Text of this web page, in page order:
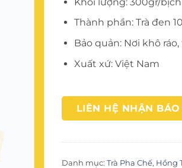
Thành phần: Trà đen
Bảo quản: Nơi khô
Xuất xứ: Việt Nam
LIÊN HỆ NHẬN BÁO
Danh mục: Trà Pha Chế, Hồng